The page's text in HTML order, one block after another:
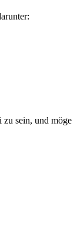
zu sein, und möge